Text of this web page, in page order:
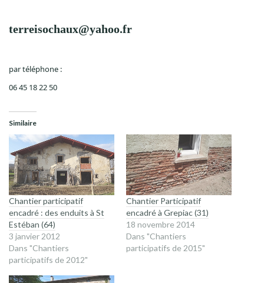
terreisochaux@yahoo.fr
par téléphone :
06 45 18 22 50
Similaire
Chantier participatif
encadré : des enduits à St
Estéban (64)
3 janvier 2012
Dans "Chantiers
participatifs de 2012"
Chantier Participatif
encadré à Grepiac (31)
18 novembre 2014
Dans "Chantiers
participatifs de 2015"